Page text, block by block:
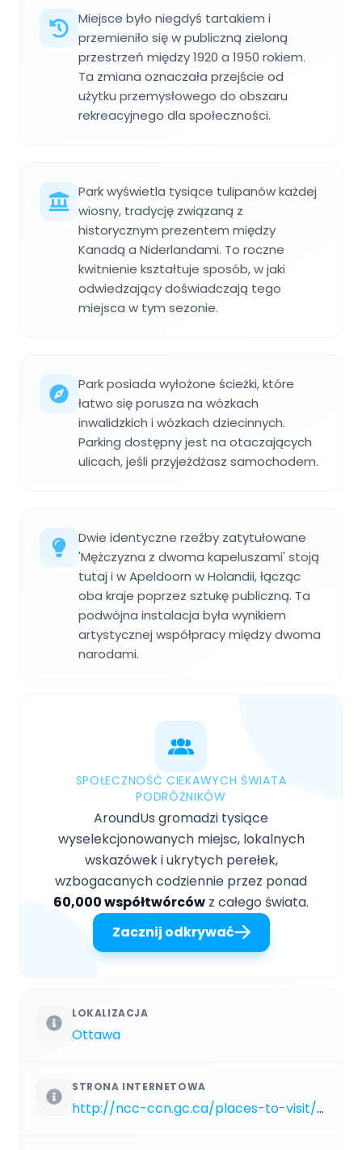
Miejsce było niegdyś tartakiem i
przemieniło się w publiczną zieloną
przestrzeń między 1920 a 1950 rokiem.
Ta zmiana oznaczała przejście od
użytku przemysłowego do obszaru
rekreacyjnego dla społeczności.
Park wyświetla tysiące tulipanów każdej
wiosny, tradycję związaną z
historycznym prezentem między
Kanadą a Niderlandami. To roczne
kwitnienie kształtuje sposób, w jaki
odwiedzający doświadczają tego
miejsca w tym sezonie.
Park posiada wyłożone ścieżki, które
łatwo się porusza na wózkach
inwalidzkich i wózkach dziecinnych.
Parking dostępny jest na otaczających
ulicach, jeśli przyjeżdżasz samochodem.
Dwie identyczne rzeźby zatytułowane
'Mężczyzna z dwoma kapeluszami' stoją
tutaj i w Apeldoorn w Holandii, łącząc
oba kraje poprzez sztukę publiczną. Ta
podwójna instalacja była wynikiem
artystycznej współpracy między dwoma
narodami.
SPOŁECZNOŚĆ CIEKAWYCH ŚWIATA
PODRÓŻNIKÓW
AroundUs gromadzi tysiące
wyselekcjonowanych miejsc, lokalnych
wskazówek i ukrytych perełek,
wzbogacanych codziennie przez ponad
60,000 współtwórców z całego świata.
Zacznij odkrywać
LOKALIZACJA
Ottawa
STRONA INTERNETOWA
http://ncc-ccn.gc.ca/places-to-visit/parks-paths/commissioners-park